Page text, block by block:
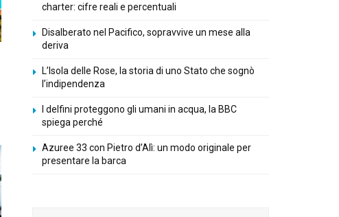
charter: cifre reali e percentuali
Disalberato nel Pacifico, sopravvive un mese alla
deriva
L’Isola delle Rose, la storia di uno Stato che sognò
l’indipendenza
I delfini proteggono gli umani in acqua, la BBC
spiega perché
Azuree 33 con Pietro d’Alì: un modo originale per
presentare la barca